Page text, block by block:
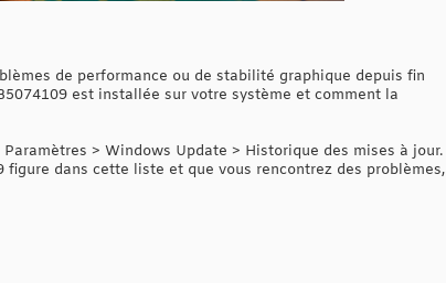
de performance ou de stabilité graphique depuis fin
est installée sur votre système et comment la
> Windows Update > Historique des mises à jour.
dans cette liste et que vous rencontrez des problèmes,